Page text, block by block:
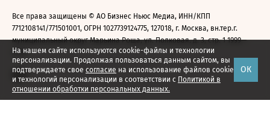
На нашем сайте используются cookie-файлы и технологии
персонализации. Продолжая пользоваться данным сайтом, вы
подтверждаете свое согласие на использование файлов cookie
и технологий персонализации в соответствии с Политикой в
отношении обработки персональных данных.
ОК
Все права защищены © АО Бизнес Ньюс Медиа, ИНН/КПП
7712108141/771501001, ОГРН 1027739124775, 127018, г. Москва, вн.тер.г.
муниципальный округ Марьина Роща, ул. Полковая, д. 3, стр. 1 1999—
2026